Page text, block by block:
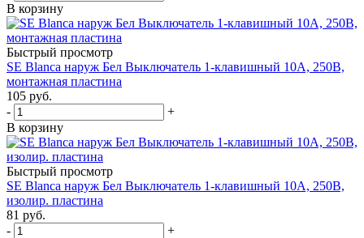
В корзину
Быстрый просмотр
SE Blanca наруж Бел Выключатель 1-клавишный 10А, 250B,
монтажная пластина
105 руб.
-
+
В корзину
Быстрый просмотр
SE Blanca наруж Бел Выключатель 1-клавишный 10А, 250B,
изолир. пластина
81 руб.
-
+